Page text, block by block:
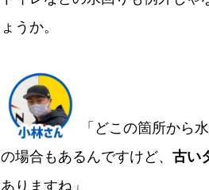
ょうか。
「どこの箇所から
の場合もあるんですけど、 古い
ありますね」